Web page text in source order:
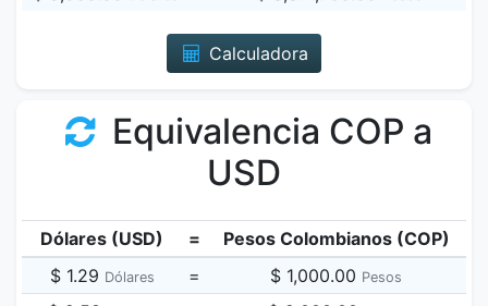
Calculadora
Equivalencia COP a
USD
Dólares (USD) =
Pesos Colombianos (COP)
$ 1.29 Dólares = $ 1,000.00 Pesos